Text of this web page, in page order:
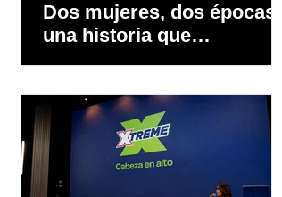
Dos mujeres, dos épocas y
una historia que